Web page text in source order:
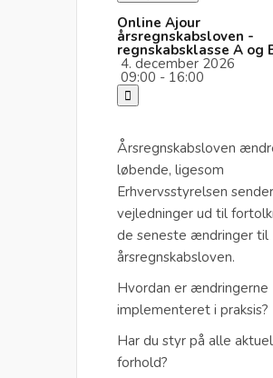
Online Ajour
årsregnskabsloven -
regnskabsklasse A og
4. december 2026
09:00 - 16:00
Årsregnskabsloven
løbende, ligesom
Erhvervsstyrelsen sender
vejledninger ud til
de seneste ændringer til
årsregnskabsloven.
Hvordan er ændringerne
implementeret i praksis?
Har du styr på alle
forhold?